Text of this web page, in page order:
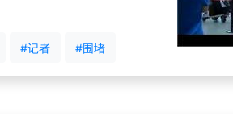
#记者 #围堵